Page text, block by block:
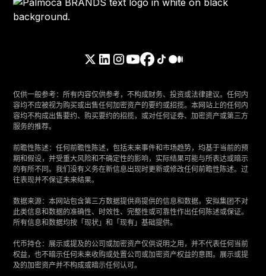
仅供一般参考：所有内容仅供参考，不构成财务、投资或法律建议。任何内
容均不应被视为购买或出售任何加密资产的要约或招揽。本网站上的任何内
容均不构成出售要约、购买要约的招揽，或对任何证券、加密资产或第三方
服务的推荐。
‍前瞻性陈述：任何前瞻性陈述，包括未来事件和市场趋势，均基于当前的预
期和假设，并受重大风险和不确定性的影响，实际结果可能与所表达或暗示
的有所不同。我们没有义务在新信息出现时更新或修改任何前瞻性陈述。过
往表现并不保证未来结果。
‍数据来源：本网站包含第三方数据提供商提供的信息和数据。安拟集团不对
此类信息和数据的准确性、时效性、完整性或可靠性作出任何陈述或保证。
所有信息和数据均按「现状」和「现有」基础提供。
‍代币持仓：展示或提及的公司或加密资产仅供说明之用，并不代表任何当前
权益，也不暗示任何未来收购或处置公司或加密资产权益的意图。展示或提
及的加密资产并不构成或暗示任何认可。